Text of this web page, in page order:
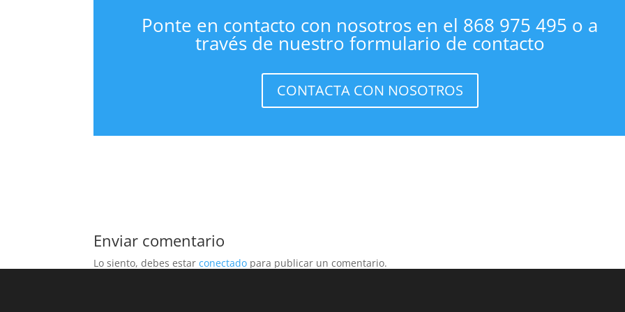
Ponte en contacto con nosotros en el 868 975 495 o a
través de nuestro formulario de contacto
CONTACTA CON NOSOTROS
Enviar comentario
Lo siento, debes estarconectado para publicar un comentario.